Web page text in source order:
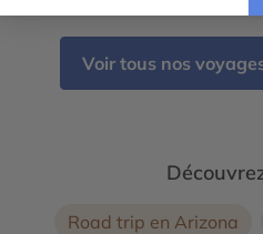
Voir tous nos
Road trip en Arizona